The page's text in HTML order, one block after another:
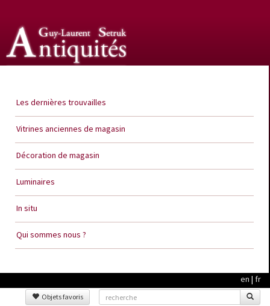
Les dernières trouvailles
Vitrines anciennes de magasin
Décoration de magasin
Luminaires
In situ
Qui sommes nous ?
en | fr
Objets favoris